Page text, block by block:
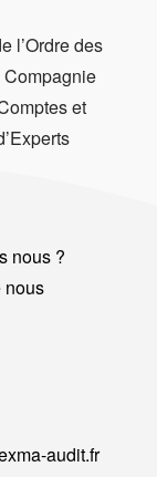
l’Ordre des
et
nous ?
nous
audit.fr